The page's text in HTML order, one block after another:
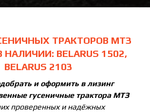
ТРАКТОРОВ МТЗ
НАЛИЧИИ: BELARUS 1502,
BELARUS 2103
и оформить в лизинг
гусеничные трактора МТЗ
проверенных и надёжных